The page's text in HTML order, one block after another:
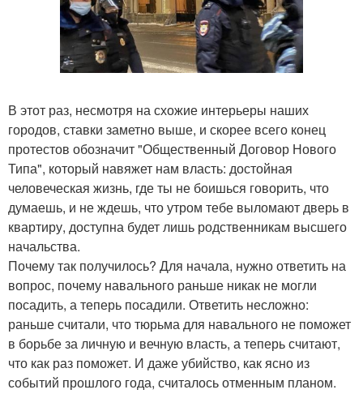
В этот раз, несмотря на схожие интерьеры наших
городов, ставки заметно выше, и скорее всего конец
протестов обозначит "Общественный Договор Нового
Типа", который навяжет нам власть: достойная
человеческая жизнь, где ты не боишься говорить, что
думаешь, и не ждешь, что утром тебе выломают дверь в
квартиру, доступна будет лишь родственникам высшего
начальства.
Почему так получилось? Для начала, нужно ответить на
вопрос, почему навального раньше никак не могли
посадить, а теперь посадили. Ответить несложно:
раньше считали, что тюрьма для навального не поможет
в борьбе за личную и вечную власть, а теперь считают,
что как раз поможет. И даже убийство, как ясно из
событий прошлого года, считалось отменным планом.